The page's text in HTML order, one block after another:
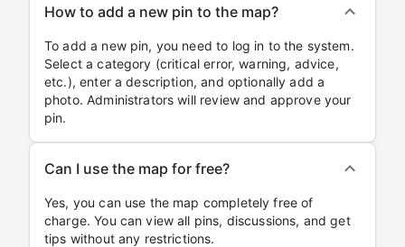
How to add a new pin to the map?
To add a new pin, you need to log in to the system.
Select a category (critical error, warning, advice,
etc.), enter a description, and optionally add a
photo. Administrators will review and approve your
pin.
Can I use the map for free?
Yes, you can use the map completely free of
charge. You can view all pins, discussions, and get
tips without any restrictions.